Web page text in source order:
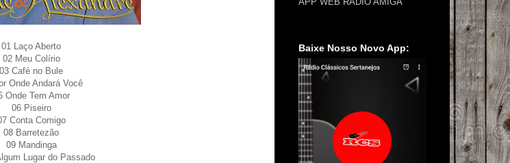
01 Laço Aberto
02 Meu Colírio
03 Café no Bule
Onde Andará Você
Onde Tem Amor
06 Piseiro
Conta Comigo
08 Barretezão
09 Mandinga
Lugar do Passado
Baixe Nosso Novo App: